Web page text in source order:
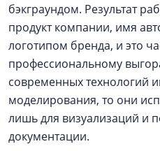
бэкграундом. Результат
продукт компании, имя
логотипом бренда, и это
профессиональному
современных технологий
моделирования, то они
лишь для визуализаций и
документации.